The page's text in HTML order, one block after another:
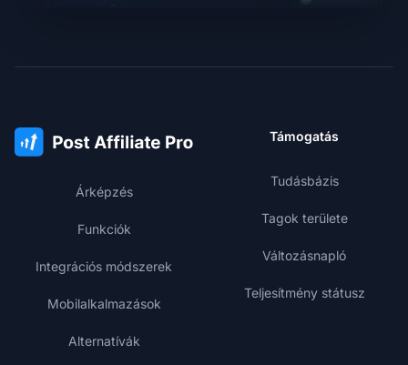
Árképzés
Funkciók
Integrációs módszerek
Mobilalkalmazások
Alternatívák
Támogatás
Tudásbázis
Tagok területe
Változásnapló
Teljesítmény státusz